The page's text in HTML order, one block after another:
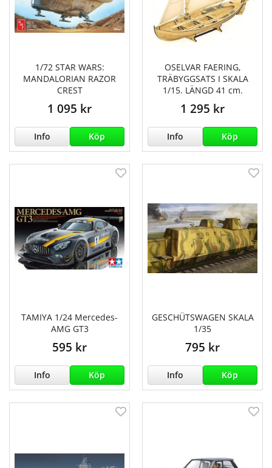
1/72 STAR WARS:
MANDALORIAN RAZOR
CREST
1 095 kr
Info Köp
OSELVAR FAERING,
TRÄBYGGSATS I SKALA
1/15. LÄNGD 41 cm.
1 295 kr
Info Köp
TAMIYA 1/24 Mercedes-
AMG GT3
595 kr
Info Köp
GESCHÜTSWAGEN SKALA
1/35
795 kr
Info Köp